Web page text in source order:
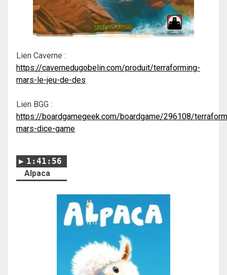
Lien Caverne :
https://cavernedugobelin.com/produit/terraforming-
mars-le-jeu-de-des
Lien BGG :
https://boardgamegeek.com/boardgame/296108/
mars-dice-game
1:41:56
Alpaca